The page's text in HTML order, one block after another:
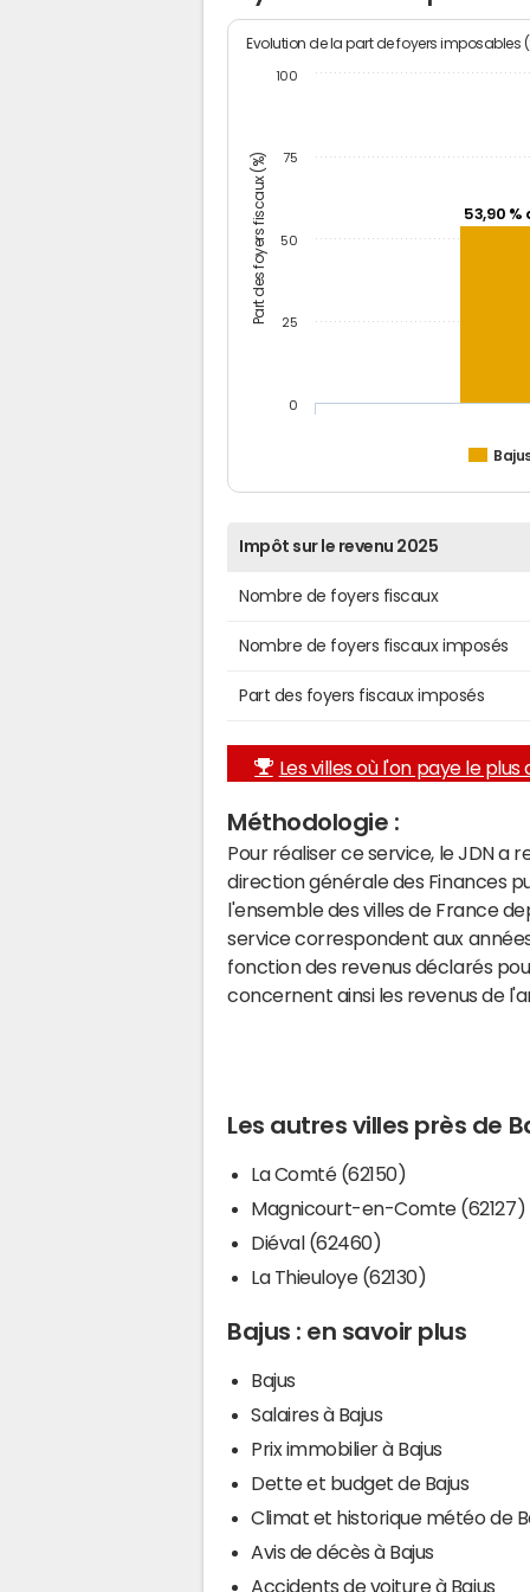
Part des foyers fiscaux (%)
Evolution de la part de foyers imposables
53,90 %
0
25
50
75
100
Impôt sur le revenu 2025
Nombre de foyers fiscaux
Nombre de foyers fiscaux imposés
Part des foyers fiscaux imposés
Les villes où l'on paye le plus
Méthodologie :
Pour réaliser ce service, le JDN a
direction générale des Finances
l'ensemble des villes de France
service correspondent aux
fonction des revenus déclarés
concernent ainsi les revenus de
Les autres villes près de
La Comté (62150)
Magnicourt-en-Comte (62127)
Diéval (62460)
La Thieuloye (62130)
Bajus : en savoir plus
Bajus
Salaires à Bajus
Prix immobilier à Bajus
Dette et budget de Bajus
Climat et historique météo de
Avis de décès à Bajus
Accidents de voiture à Bajus